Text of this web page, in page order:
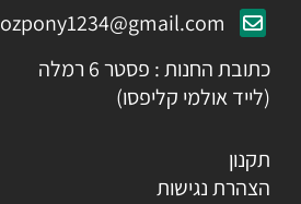
ozpony1234@gmail.com
כתובת החנות : פסטר 6 רמלה
(לייד אולמי קליפסו)
תקנון
הצהרת נגישות